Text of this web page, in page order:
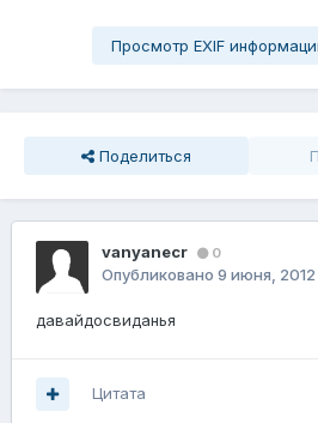
Просмотр EXIF
Поделиться
vanyanecr 0
Опубликовано 9 июня, 2012
давайдосвиданья
Цитата